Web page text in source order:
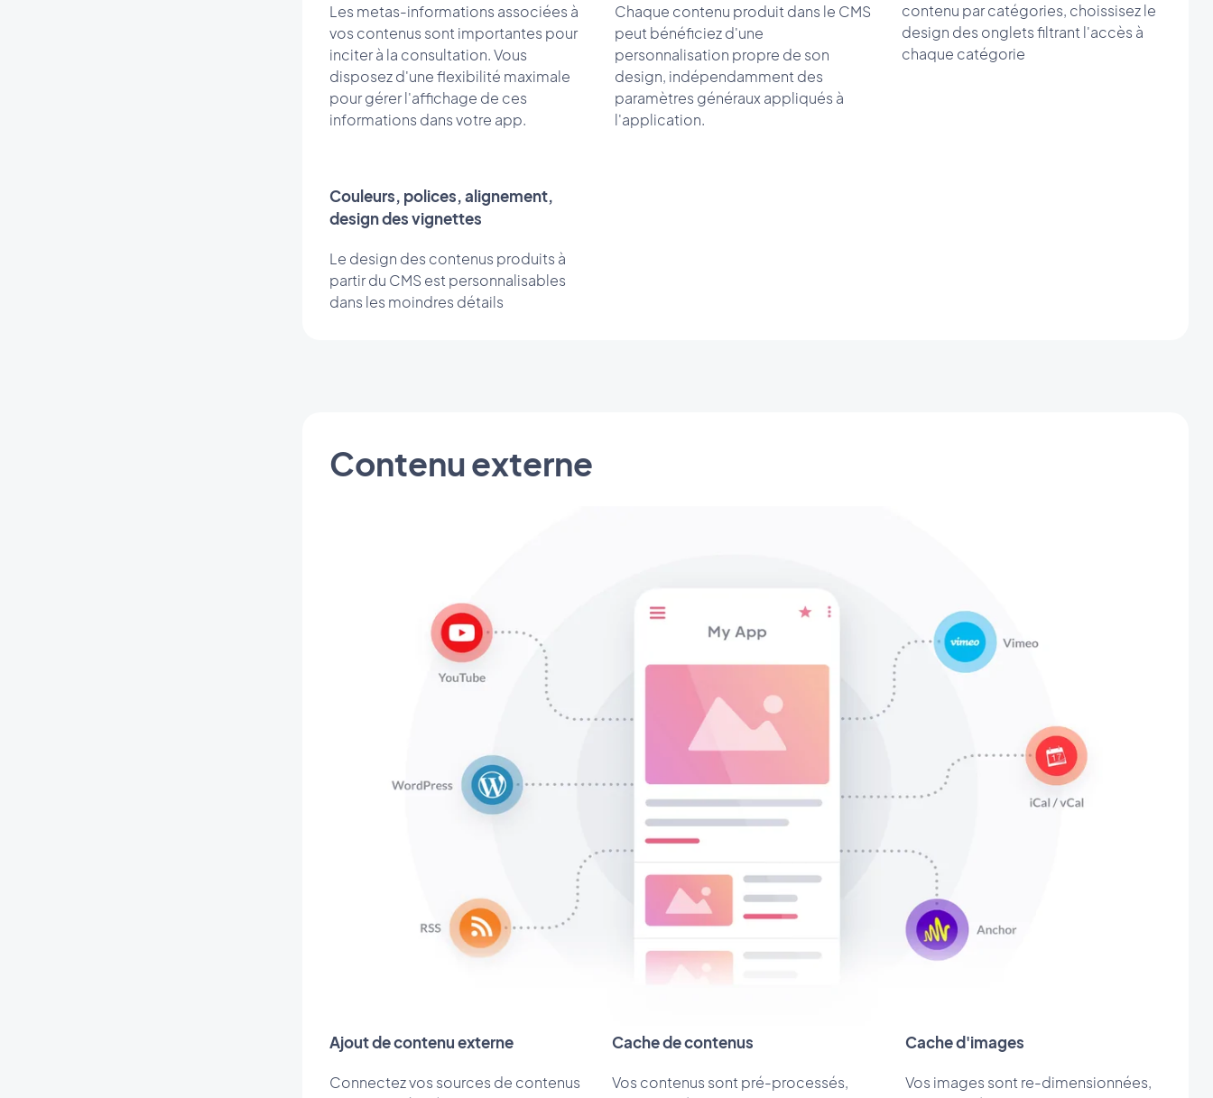
Les metas-informations associées à
vos contenus sont importantes pour
inciter à la consultation. Vous
disposez d'une flexibilité maximale
pour gérer l'affichage de ces
informations dans votre app.
Chaque contenu produit dans le CMS
peut bénéficiez d'une
personnalisation propre de son
design, indépendamment des
paramètres généraux appliqués à
l'application.
contenu par catégories, choissisez le
design des onglets filtrant l'accès à
chaque catégorie
Couleurs, polices, alignement,
design des vignettes
Le design des contenus produits à
partir du CMS est personnalisables
dans les moindres détails
Contenu externe
Ajout de contenu externe
Connectez vos sources de contenus
Cache de contenus
Vos contenus sont pré-processés,
Cache d'images
Vos images sont re-dimensionnées,